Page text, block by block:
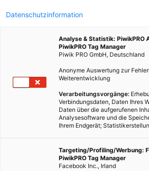
Japan
Datenschutzinformation
Analyse & Statistik: PiwikPRO
PiwikPRO Tag Manager
Piwik PRO GmbH, Deutschland
Anonyme Auswertung zur
Weiterentwicklung
Verarbeitungsvorgänge:
Verbindungsdaten, Daten Ihres
Daten über die aufgerufenen
Analysesoftware und die
Ihrem Endgerät;
Targeting/Profiling/Werbung:
PiwikPRO Tag Manager
Facebook Inc., Irland